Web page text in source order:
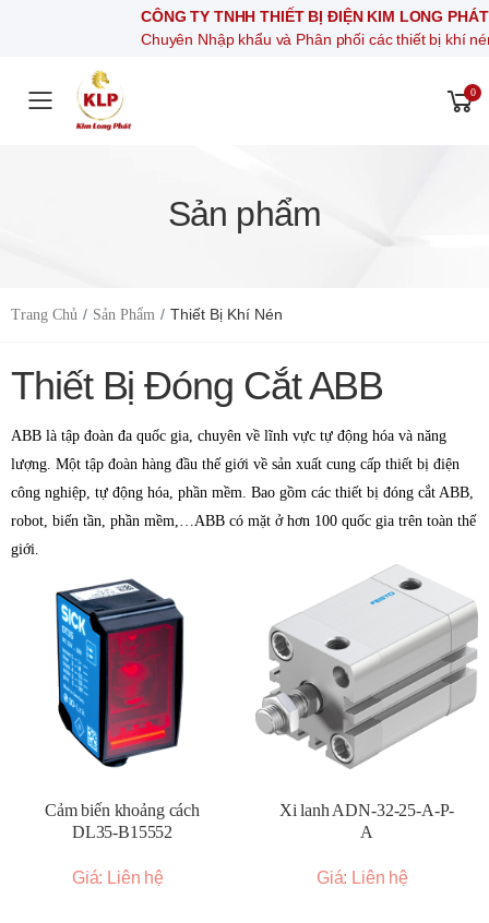
CÔNG TY TNHH THIẾT BỊ ĐIỆN KIM LONG PHÁT
Chuyên Nhập khẩu và Phân phối các thiết bị khí nén, thiết bị
Toggle mobile menu
0
Sản phẩm
Trang Chủ Sản Phẩm Thiết Bị Khí Nén
Thiết Bị Đóng Cắt ABB
ABB là tập đoàn đa quốc gia, chuyên về lĩnh vực tự động hóa và năng
lượng. Một tập đoàn hàng đầu thế giới về sản xuất cung cấp thiết bị điện
công nghiệp, tự động hóa, phần mềm. Bao gồm các thiết bị đóng cắt ABB,
robot, biến tần, phần mềm,…ABB có mặt ở hơn 100 quốc gia trên toàn thế
giới.
Cảm biến khoảng cách
DL35-B15552
Giá: Liên hệ
Xi lanh ADN-32-25-A-P-
A
Giá: Liên hệ